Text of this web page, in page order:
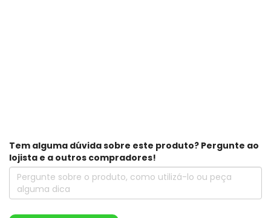
Tem alguma dúvida sobre este produto? Pergunte ao
lojista e a outros compradores!